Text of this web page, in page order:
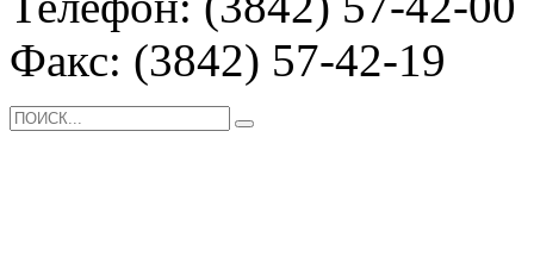
Факс: (3842) 57-42-19